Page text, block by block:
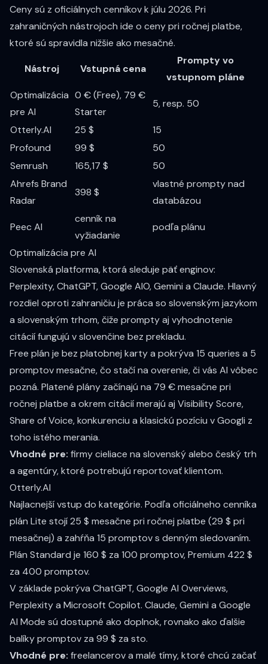
Ceny sú z oficiálnych cenníkov k júlu 2026. Pri
zahraničných nástrojoch ide o ceny pri ročnej platbe,
ktoré sú spravidla nižšie ako mesačné.
Nástroj Vstupná cena
Prompty vo
vstupnom pláne
Optimalizácia
pre AI
0 € (Free), 79 €
Starter
5, resp. 50
Otterly.AI 25 $
15
Profound
99 $
50
Semrush
165,17 $
50
Ahrefs Brand
Radar
398 $
vlastné prompty nad
databázou
Peec AI
cenník na
vyžiadanie
podľa plánu
Optimalizácia pre AI
Slovenská platforma, ktorá sleduje päť enginov:
Perplexity, ChatGPT, Google AIO, Gemini a Claude. Hlavný
rozdiel oproti zahraničiu je práca so slovenským jazykom
a slovenským trhom, čiže prompty aj vyhodnotenie
citácií fungujú v slovenčine bez prekladu.
Free plán je bez platobnej karty a pokrýva 15 queries a 5
promptov mesačne, čo stačí na overenie, či vás AI vôbec
pozná. Platené plány začínajú na 79 € mesačne pri
ročnej platbe a okrem citácií merajú aj Visibility Score,
Share of Voice, konkurenciu a klasickú pozíciu v Googli z
toho istého merania.
Vhodné pre: firmy cieliace na slovenský alebo český trh
a agentúry, ktoré potrebujú reportovať klientom.
Otterly.AI
Najlacnejší vstup do kategórie. Podľa oficiálneho cenníka
plán Lite stojí 25 $ mesačne pri ročnej platbe (29 $ pri
mesačnej) a zahŕňa 15 promptov s denným sledovaním.
Plán Standard je 160 $ za 100 promptov, Premium 422 $
za 400 promptov.
V základe pokrýva ChatGPT, Google AI Overviews,
Perplexity a Microsoft Copilot. Claude, Gemini a Google
AI Mode sú dostupné ako doplnok, rovnako ako ďalšie
balíky promptov za 99 $ za sto.
Vhodné pre: freelancerov a malé tímy, ktoré chcú začať